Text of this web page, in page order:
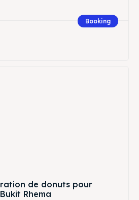
Booking
de donuts pour
Rhema